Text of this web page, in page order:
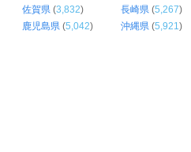
佐賀県 (3,832) 長崎県 (5,267)
鹿児島県 (5,042) 沖縄県 (5,921)